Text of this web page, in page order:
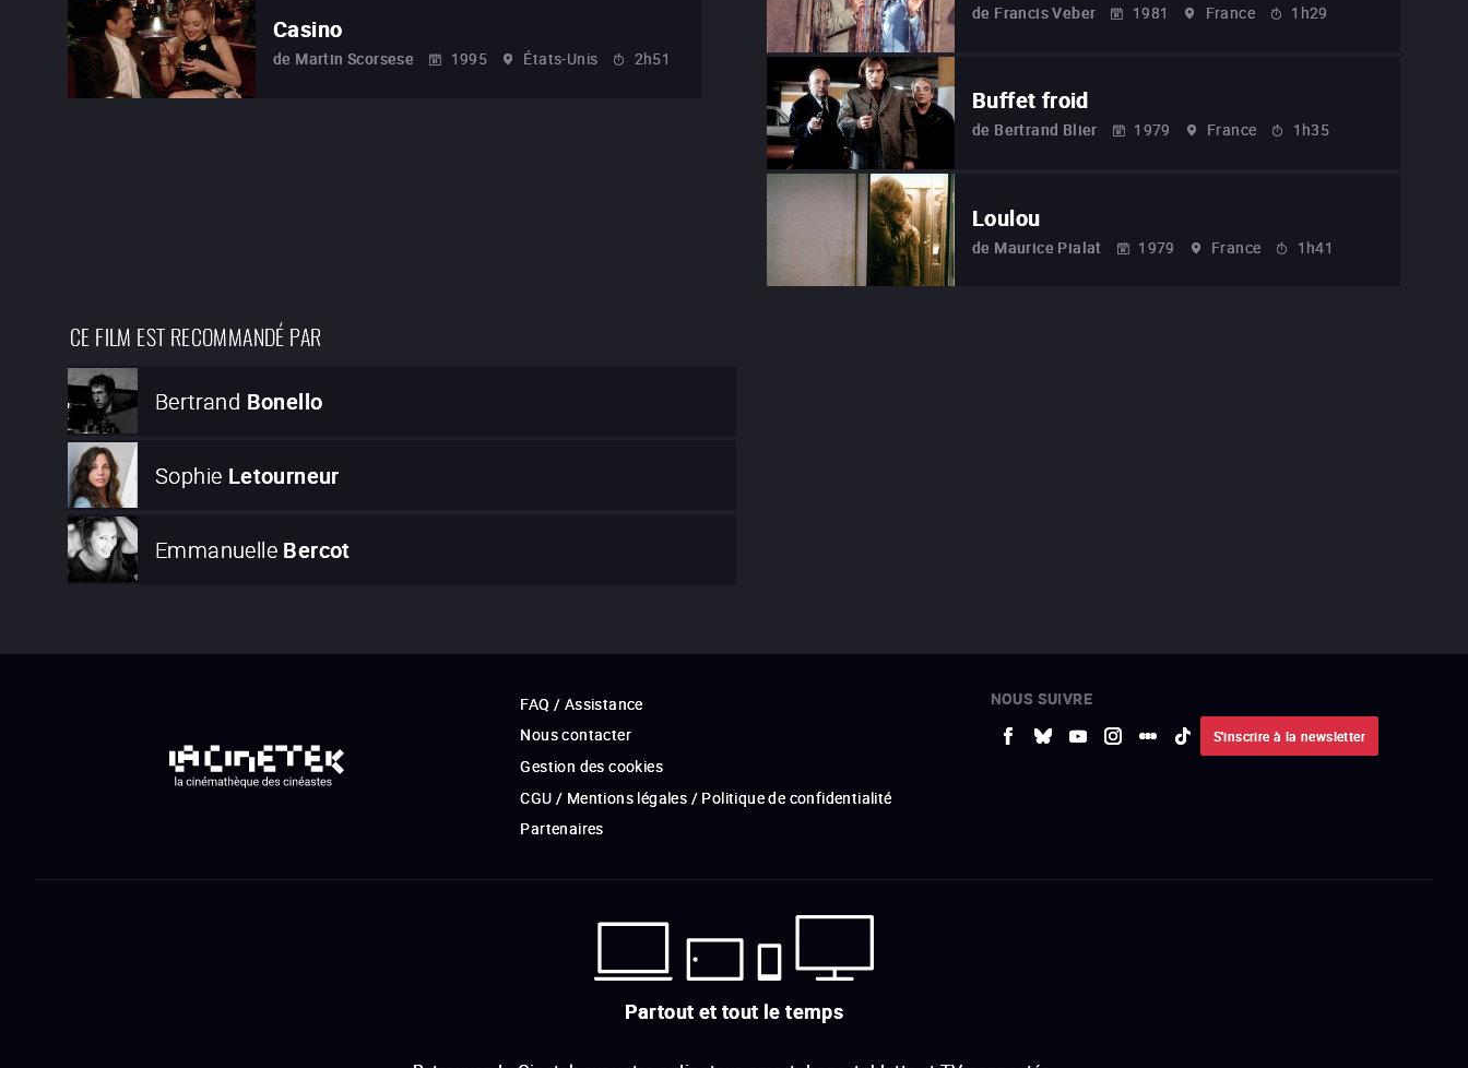
Casino
de Martin Scorsese 1995 États-Unis 2h51
de Francis Veber 1981 France 1h29
Buffet froid
de Bertrand Blier 1979 France 1h35
Loulou
de Maurice Pialat 1979 France 1h41
CE FILM EST RECOMMANDÉ PAR
Bertrand Bonello
Sophie Letourneur
Emmanuelle Bercot
FAQ / Assistance
Nous contacter
Gestion des cookies
CGU / Mentions légales / Politique de confidentialité
Partenaires
NOUS SUIVRE
S'inscrire à la newsletter
Partout et tout le temps